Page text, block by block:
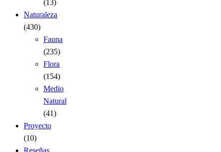
(13)
Naturaleza
(430)
Fauna
(235)
Flora
(154)
Medio
Natural
(41)
Proyecto
(10)